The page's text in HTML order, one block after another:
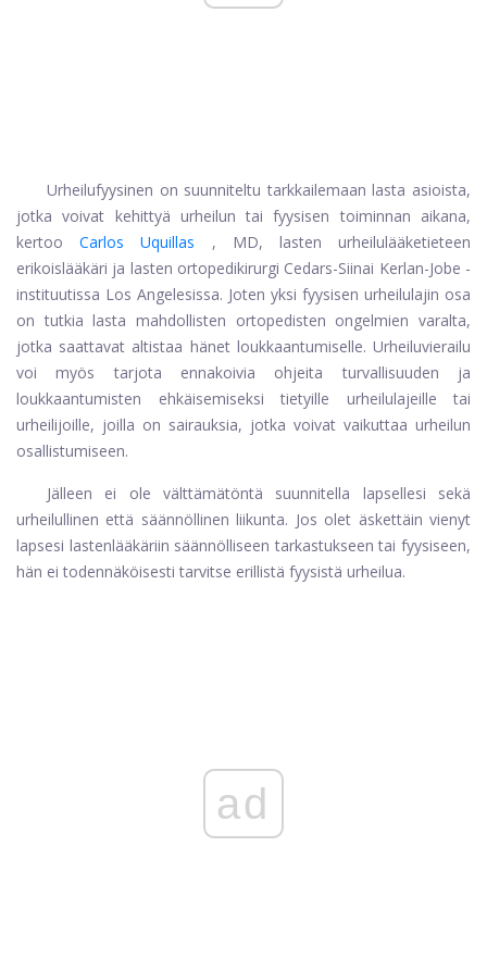
Urheilufyysinen on suunniteltu tarkkailemaan lasta asioista,
jotka voivat kehittyä urheilun tai fyysisen toiminnan aikana,
kertoo
Carlos Uquillas
, MD, lasten urheilulääketieteen
erikoislääkäri ja lasten ortopedikirurgi Cedars-Siinai Kerlan-Jobe -
instituutissa Los Angelesissa. Joten yksi fyysisen urheilulajin osa
on tutkia lasta mahdollisten ortopedisten ongelmien varalta,
jotka saattavat altistaa hänet loukkaantumiselle. Urheiluvierailu
voi myös tarjota ennakoivia ohjeita turvallisuuden ja
loukkaantumisten ehkäisemiseksi tietyille urheilulajeille tai
urheilijoille, joilla on sairauksia, jotka voivat vaikuttaa urheilun
osallistumiseen.
Jälleen ei ole välttämätöntä suunnitella lapsellesi sekä
urheilullinen että säännöllinen liikunta. Jos olet äskettäin vienyt
lapsesi lastenlääkäriin säännölliseen tarkastukseen tai fyysiseen,
hän ei todennäköisesti tarvitse erillistä fyysistä urheilua.
ad